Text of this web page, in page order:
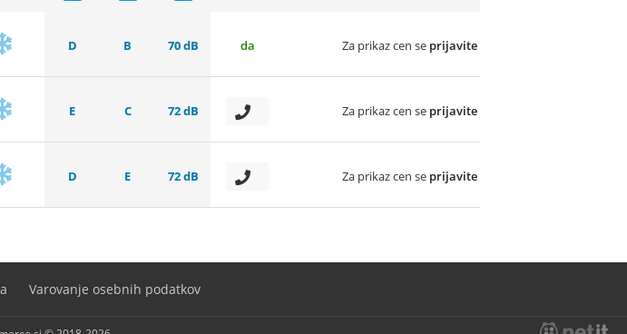
D B 70 dB da Za prikaz cen se prijavite
E C 72 dB Za prikaz cen se prijavite
D E 72 dB Za prikaz cen se prijavite
Varovanje osebnih podatkov